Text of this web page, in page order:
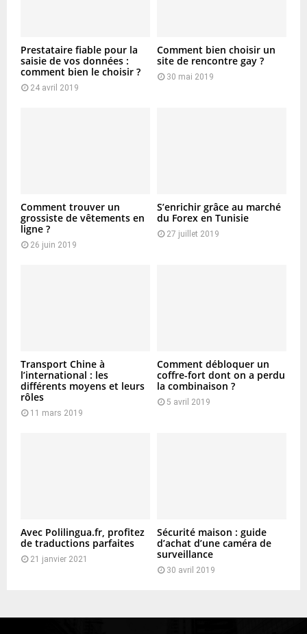
Prestataire fiable pour la
saisie de vos données :
comment bien le choisir ?
24 avril 2019
Comment bien choisir un
site de rencontre gay ?
30 mai 2019
Comment trouver un
grossiste de vêtements en
ligne ?
26 juin 2019
S’enrichir grâce au marché
du Forex en Tunisie
27 juillet 2019
Transport Chine à
l’international : les
différents moyens et leurs
rôles
11 mars 2019
Comment débloquer un
coffre-fort dont on a perdu
la combinaison ?
5 avril 2019
Avec Polilingua.fr, profitez
de traductions parfaites
21 janvier 2021
Sécurité maison : guide
d’achat d’une caméra de
surveillance
30 avril 2019